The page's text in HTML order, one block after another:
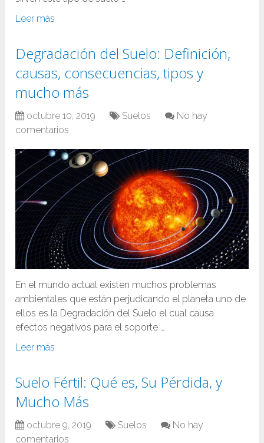
Leer más
Degradación del Suelo: Definición,
causas, consecuencias, tipos y
mucho más
octubre 10, 2019 Suelos
No hay
comentarios
En el mundo actual existen muchos problemas
ambientales que están perjudicando el planeta uno de
ellos es la Degradación del Suelo el cual causa
efectos negativos para el soporte …
Leer más
Suelo Fértil: Qué es, Su Pérdida, y
Mucho Más
octubre 9, 2019 Suelos
No hay
comentarios